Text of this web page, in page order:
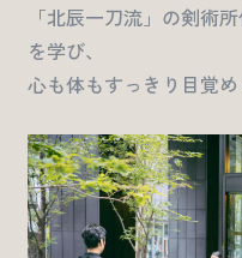
「北辰一刀流」の剣術
を学び、
心も体もすっきり目覚め